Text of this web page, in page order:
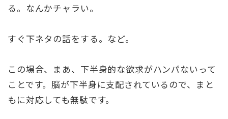
る。なんかチャラい。
すぐ下ネタの話をする。など。
この場合、まあ、下半身的な欲求がハンパないって
ことです。脳が下半身に支配されているので、まと
もに対応しても無駄です。